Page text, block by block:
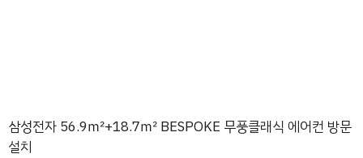
삼성전자 56.9㎡+18.7㎡ BESPOKE 무풍클래식 에어컨 방문
설치